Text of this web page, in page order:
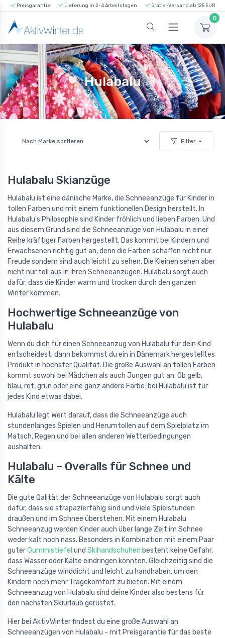
Preisgarantie Lieferung in 2-4 Arbeitstagen Gratis-Versand ab 125 EUR
0
Hulabalu
Filter
Hulabalu Skianzüge
Hulabalu ist eine dänische Marke, die Schneeanzüge für Kinder in
tollen Farben und mit einem funktionellen Design herstellt. In
Hulabalu's Philosophie sind Kinder fröhlich und lieben Farben. Und
aus diesem Grund sind die Schneeanzüge von Hulabalu in einer
Reihe kräftiger Farben hergestellt. Das kommt bei Kindern und
Erwachsenen richtig gut an, denn die Farben schaffen nicht nur
Freude sondern sind auch leicht zu sehen. Die Kleinen sehen aber
nicht nur toll aus in ihren Schneeanzügen. Hulabalu sorgt auch
dafür, dass die Kinder warm und trocken durch den ganzen
Winter kommen.
Hochwertige Schneeanzüge von
Hulabalu
Wenn du dich für einen Schneeanzug von Hulabalu für dein Kind
entscheidest, dann bekommst du ein in Dänemark hergestelltes
Produkt in höchster Qualität. Die große Auswahl an tollen Farben
kommt sowohl bei Mädchen als auch Jungen gut an. Ob gelb,
blau, rot, grün oder eine ganz andere Farbe: bei Hulabalu ist für
jedes Kind etwas dabei.
Hulabalu legt Wert darauf, dass die Schneeanzüge auch
stundenlanges Spielen und Herumtollen auf dem Spielplatz im
Matsch, Regen und bei allen anderen Wetterbedingungen
aushalten.
Hulabalu – Overalls für Schnee und
Kälte
Die gute Qalität der Schneeanzüge von Hulabalu sorgt auch
dafür, dass sie strapazierfähig sind und viele Spielstunden
draußen und im Schnee überstehen. Mit einem Hulabalu
Schneeanzug werden Kinder auch über lange Zeit im Schnee
weder kalt noch nass. Besonders in Kombination mit einem Paar
guterGummistiefel und Skihandschuhen besteht keine Gefahr,
dass Wasser oder Kälte eindringen könnten. Gleichzeitig sind die
Schneeanzüge winddicht und leicht zu handhaben, um den
Kindern noch mehr Tragekomfort zu bieten. Mit einem
Schneeanzug von Hulabalu sind deine Kinder also bestens für
den nächsten Skiurlaub gerüstet.
Hier bei AktivWinter findest du eine große Auswahl an
Schneeanzügen von Hulabalu - mit Preisgarantie für das beste